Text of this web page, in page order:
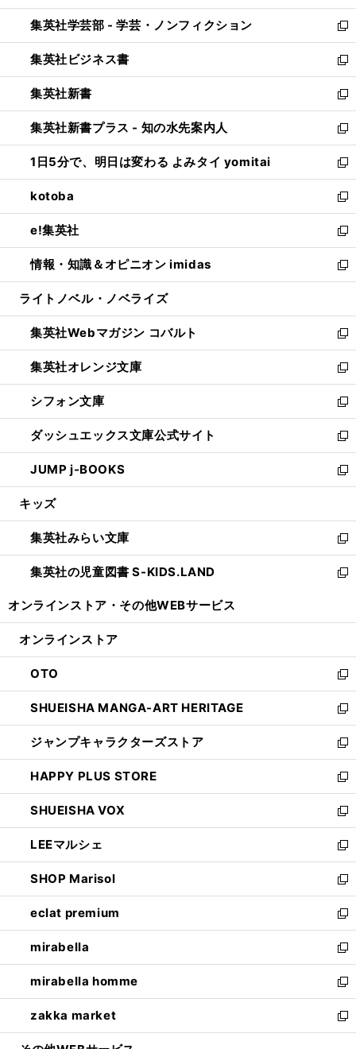
開
く
ウ
で
開
く
ン
ド
ウ
で
開
く
ウ
ィ
ン
ド
ウ
で
開
く
集英社学芸部 - 学芸・ノンフィクション
新
し
い
ウ
ィ
ン
ド
ウ
で
開
く
集英社ビジネス書
新
し
い
ウ
ィ
ン
ド
ウ
で
開
く
集英社新書
新
し
い
ウ
ィ
ン
ド
ウ
で
開
く
集英社新書プラス - 知の水先案内人
新
し
い
ウ
ィ
ン
ド
ウ
で
開
1日5分で、明日は変わる よみタイ yomitai
新
し
い
ウ
ィ
ン
ド
ウ
開
く
kotoba
新
し
い
ウ
ィ
ン
ウ
で
開
く
e!集英社
新
し
い
ウ
ン
ド
ウ
で
開
く
情報・知識＆オピニオン imidas
新
し
ウ
ィ
ン
ド
ウ
で
開
く
ライトノベル・ノベライズ
集英社Webマガジン コバルト
新
し
い
ウ
ィ
ン
ド
ウ
で
開
集英社オレンジ文庫
新
し
い
ウ
ィ
ン
ド
ウ
開
く
シフォン文庫
新
し
い
ウ
ィ
ン
ウ
で
開
く
ダッシュエックス文庫公式サイト
新
し
い
ウ
ン
ド
ウ
で
JUMP j-BOOKS
新
し
ウ
ィ
ン
ド
開
キッズ
集英社みらい文庫
新
し
い
ン
ウ
で
開
く
集英社の児童図書 S-KIDS.LAND
新
ウ
ン
ド
ウ
で
開
く
オンラインストア・ その他WEBサービス
オンラインストア
OTO
新
し
い
ウ
ィ
ン
ド
ウ
で
開
く
SHUEISHA MANGA-ART HERITAGE
新
し
い
ウ
ィ
ン
ド
ウ
で
開
く
ジャンプキャラクターズストア
新
し
い
ウ
ィ
ン
ド
ウ
で
開
く
HAPPY PLUS STORE
新
し
い
ウ
ィ
ン
ド
ウ
で
開
く
SHUEISHA VOX
新
し
い
ウ
ィ
ン
ド
ウ
で
開
く
LEEマルシェ
新
し
い
ウ
ィ
ン
ド
ウ
で
開
く
SHOP Marisol
新
し
い
ウ
ィ
ン
ド
ウ
で
開
eclat premium
新
し
い
ウ
ィ
ン
ド
ウ
mirabella
新
し
い
ウ
ィ
ン
mirabella homme
新
し
い
ウ
zakka market
新
し